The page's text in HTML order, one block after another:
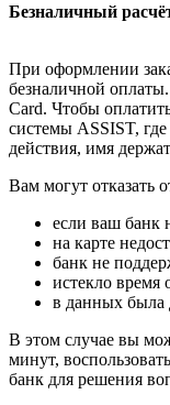
Безналичный
При оформлении
безналичной
Card. Чтобы
системы ASSIST,
действия, имя
Вам могут отказать
если ваш банк
на карте
банк не
истекло время
в данных была
В этом случае вы
минут,
банк для решения